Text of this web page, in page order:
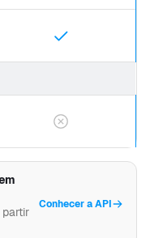
Conhecer a API